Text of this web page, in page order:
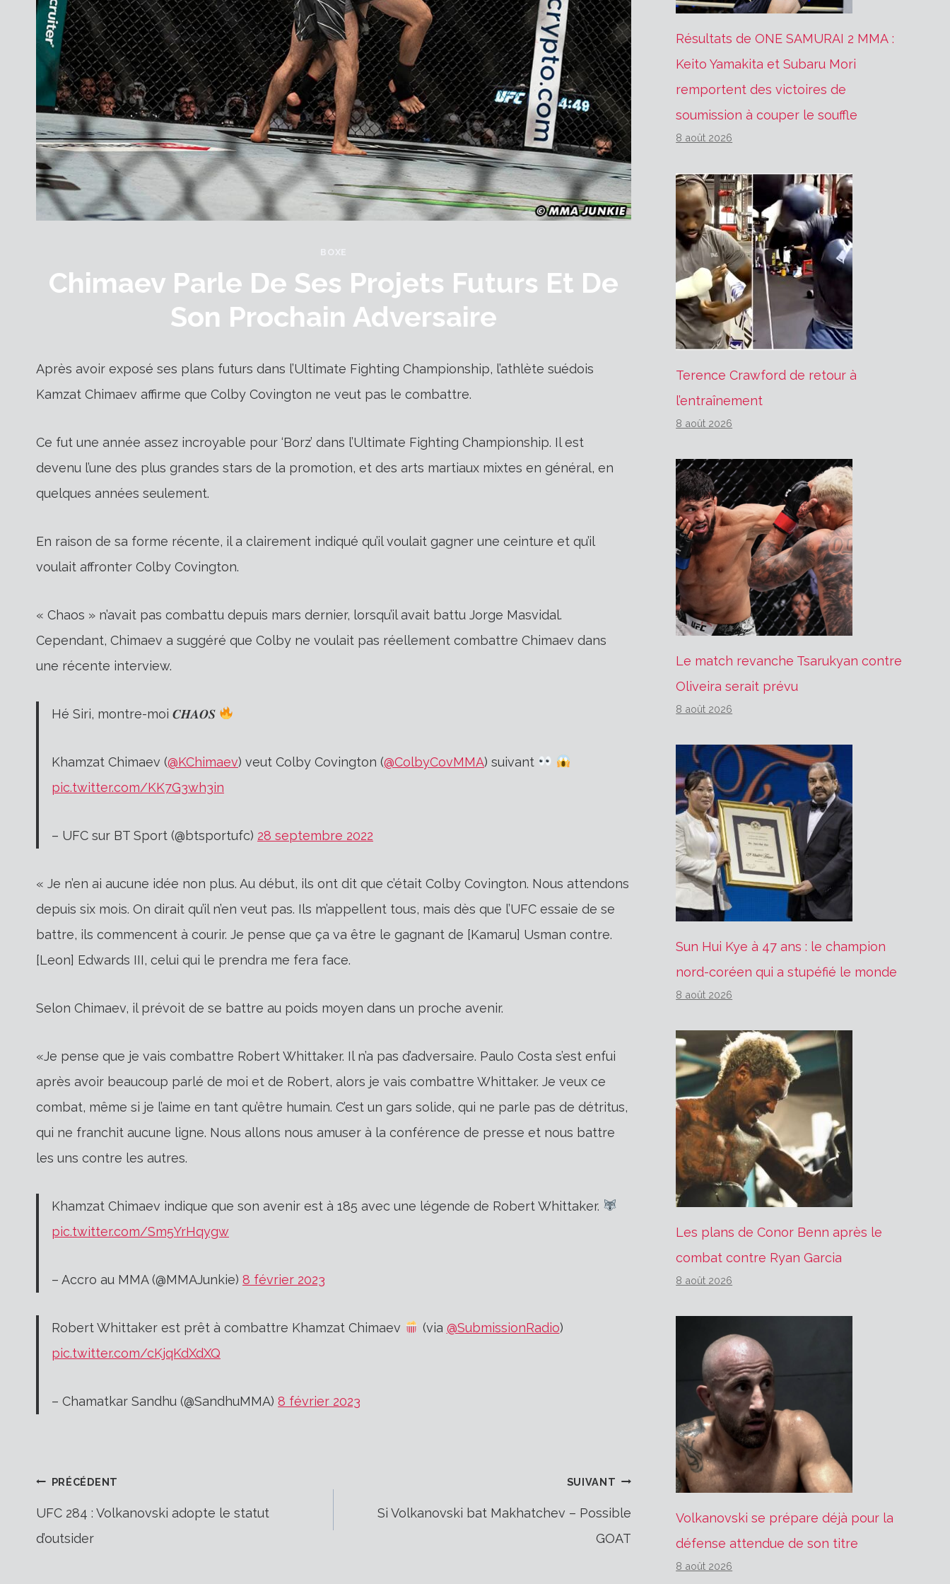
BOXE
Chimaev Parle De Ses Projets Futurs Et De
Son Prochain Adversaire
Après avoir exposé ses plans futurs dans l’Ultimate Fighting Championship, l’athlète suédois
Kamzat Chimaev affirme que Colby Covington ne veut pas le combattre.
Ce fut une année assez incroyable pour ‘Borz’ dans l’Ultimate Fighting Championship. Il est
devenu l’une des plus grandes stars de la promotion, et des arts martiaux mixtes en général, en
quelques années seulement.
En raison de sa forme récente, il a clairement indiqué qu’il voulait gagner une ceinture et qu’il
voulait affronter Colby Covington.
« Chaos » n’avait pas combattu depuis mars dernier, lorsqu’il avait battu Jorge Masvidal.
Cependant, Chimaev a suggéré que Colby ne voulait pas réellement combattre Chimaev dans
une récente interview.
Hé Siri, montre-moi 𝑪𝑯𝑨𝑶𝑺
Khamzat Chimaev (@KChimaev) veut Colby Covington (@ColbyCovMMA) suivant
pic.twitter.com/KK7G3wh3in
– UFC sur BT Sport (@btsportufc) 28 septembre 2022
« Je n’en ai aucune idée non plus. Au début, ils ont dit que c’était Colby Covington. Nous attendons
depuis six mois. On dirait qu’il n’en veut pas. Ils m’appellent tous, mais dès que l’UFC essaie de se
battre, ils commencent à courir. Je pense que ça va être le gagnant de [Kamaru] Usman contre.
[Leon] Edwards III, celui qui le prendra me fera face.
Selon Chimaev, il prévoit de se battre au poids moyen dans un proche avenir.
«Je pense que je vais combattre Robert Whittaker. Il n’a pas d’adversaire. Paulo Costa s’est enfui
après avoir beaucoup parlé de moi et de Robert, alors je vais combattre Whittaker. Je veux ce
combat, même si je l’aime en tant qu’être humain. C’est un gars solide, qui ne parle pas de détritus,
qui ne franchit aucune ligne. Nous allons nous amuser à la conférence de presse et nous battre
les uns contre les autres.
Khamzat Chimaev indique que son avenir est à 185 avec une légende de Robert Whittaker.
pic.twitter.com/Sm5YrHqygw
– Accro au MMA (@MMAJunkie) 8 février 2023
Robert Whittaker est prêt à combattre Khamzat Chimaev (via @SubmissionRadio)
pic.twitter.com/cKjqKdXdXQ
– Chamatkar Sandhu (@SandhuMMA) 8 février 2023
Navigation
PRÉCÉDENT
UFC 284 : Volkanovski adopte le statut
d’outsider
SUIVANT
Si Volkanovski bat Makhatchev – Possible
GOAT
Résultats de ONE SAMURAI 2 MMA :
Keito Yamakita et Subaru Mori
remportent des victoires de
soumission à couper le souffle
8 août 2026
Terence Crawford de retour à
l’entraînement
8 août 2026
Le match revanche Tsarukyan contre
Oliveira serait prévu
8 août 2026
Sun Hui Kye à 47 ans : le champion
nord-coréen qui a stupéfié le monde
8 août 2026
Les plans de Conor Benn après le
combat contre Ryan Garcia
8 août 2026
Volkanovski se prépare déjà pour la
défense attendue de son titre
8 août 2026